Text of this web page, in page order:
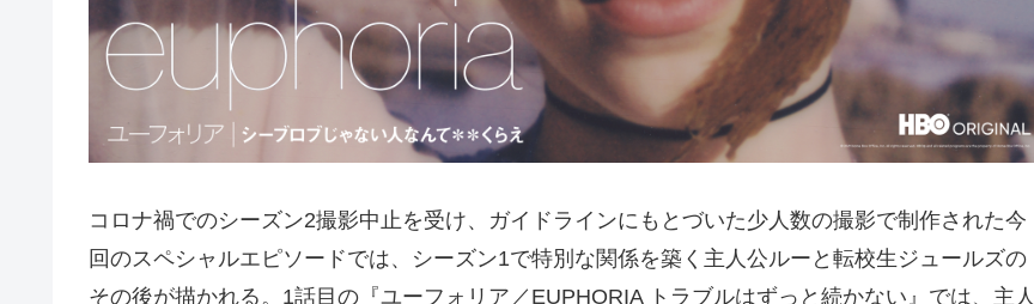
コロナ禍でのシーズン2撮影中止を受け、ガイドラインにもとづいた少人数の撮影で制作された今
回のスペシャルエピソードでは、シーズン1で特別な関係を築く主人公ルーと転校生ジュールズの
その後が描かれる。1話目の『ユーフォリア／EUPHORIA トラブルはずっと続かない』では、主人